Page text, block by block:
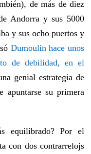
de más de diez
Andorra y sus 5000
y sus ocho puertos y
Dumoulin hace unos
de debilidad, en el
genial estrategia de
apuntarse su primera
equilibrado? Por el
con dos contrarrelojs